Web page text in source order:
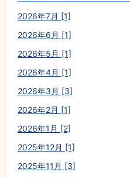
2026年7月 [1]
2026年6月 [1]
2026年5月 [1]
2026年4月 [1]
2026年3月 [3]
2026年2月 [1]
2026年1月 [2]
2025年12月 [1]
2025年11月 [3]